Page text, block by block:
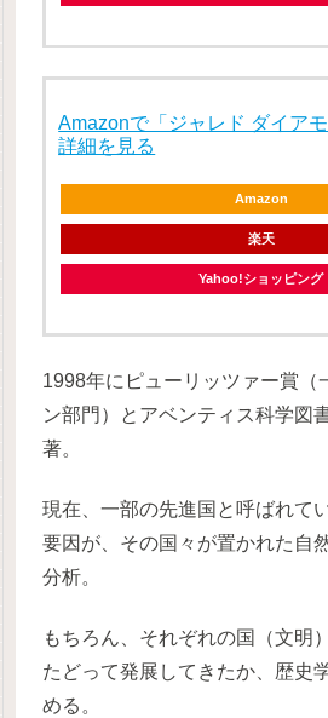
Amazonで「ジャレド ダイア
詳細を見る
Amazon
楽天
Yahoo!ショッピング
1998年にピューリッツァー賞（
ン部門）とアベンティス科学図
著。
現在、一部の先進国と呼ばれて
要因が、その国々が置かれた自
分析。
もちろん、それぞれの国（文明
たどって発展してきたか、歴史
める。